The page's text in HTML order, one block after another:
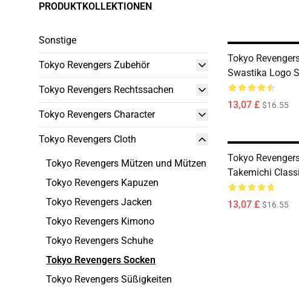
PRODUKTKOLLEKTIONEN
Sonstige
Tokyo Revengers Zubehör
Tokyo Revengers Rechtssachen
Tokyo Revengers Character
Tokyo Revengers Cloth
Tokyo Revengers Mützen und Mützen
Tokyo Revengers Kapuzen
Tokyo Revengers Jacken
Tokyo Revengers Kimono
Tokyo Revengers Schuhe
Tokyo Revengers Socken
Tokyo Revengers Süßigkeiten
Tokyo
Swastika Logo
13,07 £ $16.55
Tokyo
Takemichi
13,07 £ $16.55